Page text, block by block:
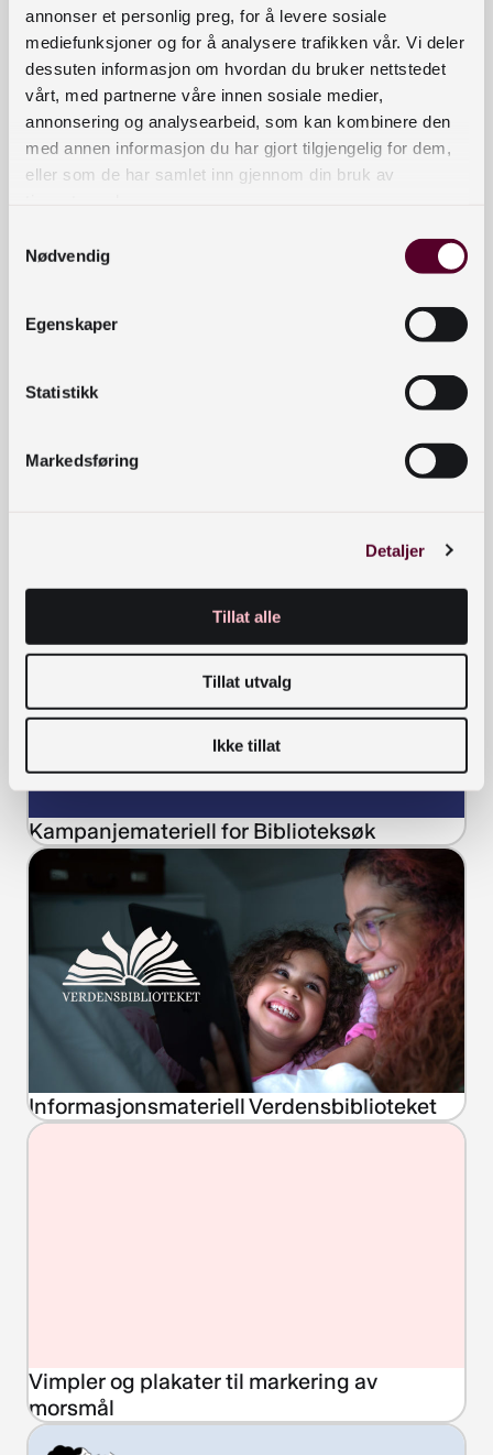
annonser et personlig preg, for å levere sosiale
mediefunksjoner og for å analysere trafikken vår. Vi deler
dessuten informasjon om hvordan du bruker nettstedet
vårt, med partnerne våre innen sosiale medier,
annonsering og analysearbeid, som kan kombinere den
med annen informasjon du har gjort tilgjengelig for dem,
eller som de har samlet inn gjennom din bruk av
Nødvendig
Egenskaper
Statistikk
Markedsføring
Detaljer
Tillat alle
Tillat utvalg
Ikke tillat
boksåpner,
kjærlighetserklæring til
Reklamemateriell for Avistjenesten
Kampanjemateriell for Biblioteksøk
Informasjonsmateriell Verdensbiblioteket
Vimpler og plakater til markering av
morsmål